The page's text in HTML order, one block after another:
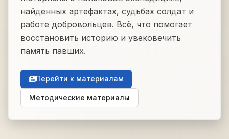
найденных артефактах, судьбах солдат и
работе добровольцев. Всё, что помогает
восстановить историю и увековечить
память павших.
Перейти к материалам
Методические материалы